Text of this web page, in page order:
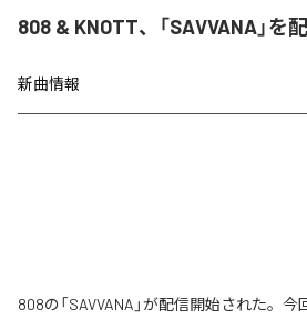
808 & KNOTT、「SAVVANA」を
新曲情報
808の「SAVVANA」が配信開始された。